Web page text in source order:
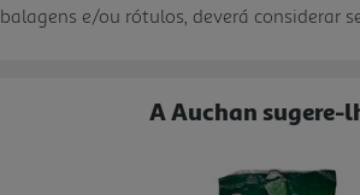
e/ou rótulos, deverá considerar
A Auchan sugere-